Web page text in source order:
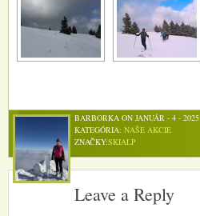
BARBORKA ON JANUÁR - 4 - 2025
KATEGÓRIA: NAŠE AKCIE
ZNAČKY:SKIALP
Leave a Reply